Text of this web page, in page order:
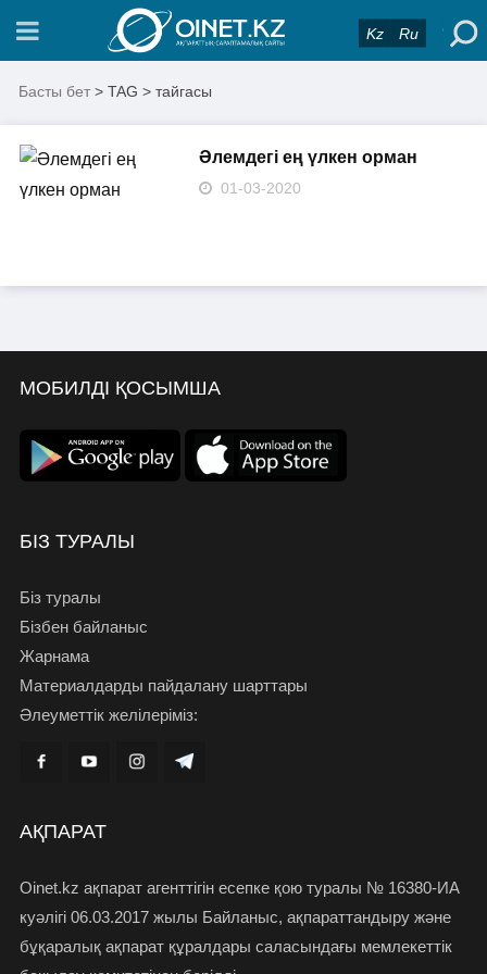
Kz Ru
Басты бет > TAG > тайгасы
Әлемдегі ең үлкен орман
01-03-2020
МОБИЛДІ ҚОСЫМША
БІЗ ТУРАЛЫ
Біз туралы
Бізбен байланыс
Жарнама
Материалдарды пайдалану шарттары
Әлеуметтік желілеріміз:
АҚПАРАТ
Oinet.kz ақпарат агенттігін есепке қою туралы № 16380-ИА
куәлігі 06.03.2017 жылы Байланыс, ақпараттандыру және
бұқаралық ақпарат құралдары саласындағы мемлекеттік